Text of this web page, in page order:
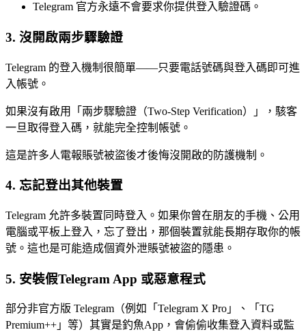
Telegram 官方永遠不會要求你提供登入驗證碼。
3. 沒開啟兩步驟驗證
Telegram 的登入機制很簡單——只要電話號碼與登入碼即可進
入帳號。
如果沒有啟用「兩步驟驗證（Two-Step Verification）」，駭客
一旦取得登入碼，就能完全控制帳號。
這是許多人電報賬號被盜後才後悔沒開啟的防護機制。
4. 忘記登出其他裝置
Telegram 允許多裝置同時登入。如果你曾在朋友的手機、公用
電腦或平板上登入，忘了登出，那個裝置就能長期存取你的帳
號。這也是可能造成個資外泄賬號被盜的隱患。
5. 安裝假Telegram App 或惡意程式
部分非官方版 Telegram（例如「Telegram X Pro」、「TG
Premium++」等）其實是釣魚App，會偷偷收集登入資料或監